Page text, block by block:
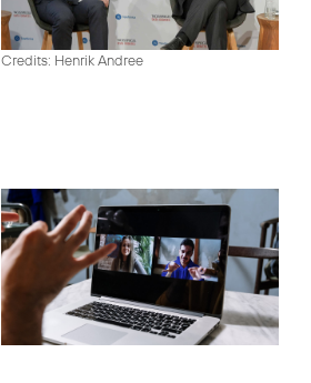
Credits: Henrik Andree